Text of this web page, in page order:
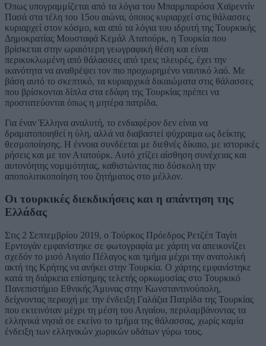
Όπως υπογραμμίζεται από τα λόγια του Μπαρμπαρόσα Χαϊρεντίν
Πασά στα τέλη του 15ου αιώνα, όποιος κυριαρχεί στις θάλασσες
κυριαρχεί στον κόσμο, και από τα λόγια του ιδρυτή της Τουρκικής
Δημοκρατίας Μουσταφά Κεμάλ Ατατούρκ, η Τουρκία που
βρίσκεται στην ωραιότερη γεωγραφική θέση και είναι
περικυκλωμένη από θάλασσες από τρεις πλευρές, έχει την
ικανότητα να αναθρέψει τον πιο προχωρημένο ναυτικό λαό. Με
βάση αυτό το σκεπτικό, τα κυριαρχικά δικαιώματα στις θάλασσες
που βρίσκονται δίπλα στα εδάφη της Τουρκίας πρέπει να
προστατεύονται όπως η μητέρα πατρίδα.
Για έναν Έλληνα αναλυτή, το ενδιαφέρον δεν είναι να
δραματοποιηθεί η ύλη, αλλά να διαβαστεί ψύχραιμα ως δείκτης
θεσμοποίησης. Η έννοια συνδέεται με διεθνές δίκαιο, με ιστορικές
ρήσεις και με τον Ατατούρκ. Αυτό χτίζει αίσθηση συνέχειας και
αυτονόητης νομιμότητας, καθιστώντας πιο δύσκολη την
αποπολιτικοποίηση του ζητήματος στο μέλλον.
Οι τουρκικές διεκδικήσεις και η απάντηση της
Ελλάδας
Στις 2 Σεπτεμβρίου 2019, ο Τούρκος Πρόεδρος Ρετζέπ Ταγίπ
Ερντογάν εμφανίστηκε σε φωτογραφία με χάρτη να απεικονίζει
σχεδόν το μισό Αιγαίο Πέλαγος και τμήμα μέχρι την ανατολική
ακτή της Κρήτης να ανήκει στην Τουρκία. Ο χάρτης εμφανίστηκε
κατά τη διάρκεια επίσημης τελετής ορκωμοσίας στο Τουρκικό
Πανεπιστήμιο Εθνικής Άμυνας στην Κωνσταντινούπολη,
δείχνοντας περιοχή με την ένδειξη Γαλάζια Πατρίδα της Τουρκίας
που εκτεινόταν μέχρι τη μέση του Αιγαίου, περιλαμβάνοντας τα
ελληνικά νησιά σε εκείνο το τμήμα της θάλασσας, χωρίς καμία
ένδειξη των ελληνικών χωρικών υδάτων γύρω τους.